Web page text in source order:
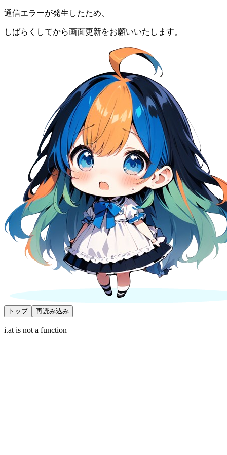
通信エラーが発生したため、
しばらくしてから画面更新をお願いいたします。
トップ 再読み込み
i.at is not a function